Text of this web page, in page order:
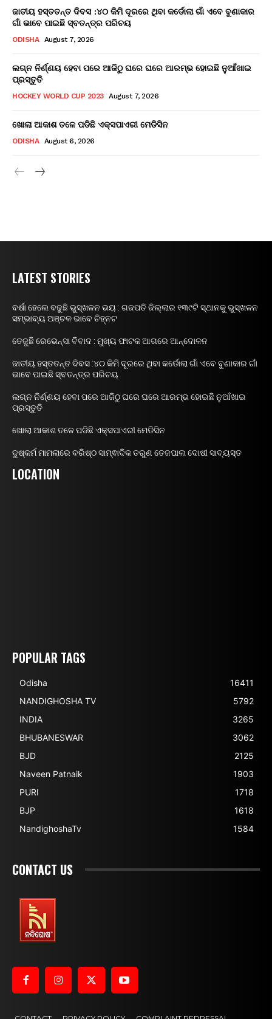
ଜାତୀୟ ହସ୍ତତନ୍ତ ଦିବସ :୪୦ କିମି ଦୂରରେ ଥିବା କର୍ଡୋଲା ଗାଁ ଏବେ ବୁଣାକାର
ଗାଁ ଭାବେ ପାଇଛି ସ୍ବତନ୍ତ୍ର ପରିଚୟ
ODISHA August 7, 2026
ଲଗ୍ନ ନିର୍ଣ୍ଣୟ ହେବା ପରେ ଆଜିଠୁ ଘରେ ଘରେ ଆରମ୍ଭ ହୋଇଛି ନୁଆଁଖାଇ
ପ୍ରସ୍ତୁତି
HOCKEY WORLD CUP 2023 August 7, 2026
ଖୋଲା ଆକାଶ ତଳେ ପଡିଛି ଏକ୍ସପାଏରୀ ମେଡିସିନ
ODISHA August 6, 2026
LATEST STORIES
ବର୍ଷା ହେଲେ ବଢୁଛି ଭୁସ୍ଖଳନ ଭୟ : ଗଜପତି ଜିଲ୍ଲାର ୧୩୯ଟି ସ୍ଥାନକୁ ଭୁସ୍ଖଳନ
ସମ୍ଭାବ୍ୟ ଅଞ୍ଚଳ ଭାବେ ଚିହ୍ନଟ
ତେଜୁଛି ରେଭେନ୍ସା ବିବାଦ : ମୁଖ୍ୟ ଫାଟକ ଆଗରେ ଆନ୍ଦୋଳନ
ଜାତୀୟ ହସ୍ତତନ୍ତ ଦିବସ :୪୦ କିମି ଦୂରରେ ଥିବା କର୍ଡୋଲା ଗାଁ ଏବେ ବୁଣାକାର ଗାଁ
ଭାବେ ପାଇଛି ସ୍ବତନ୍ତ୍ର ପରିଚୟ
ଲଗ୍ନ ନିର୍ଣ୍ଣୟ ହେବା ପରେ ଆଜିଠୁ ଘରେ ଘରେ ଆରମ୍ଭ ହୋଇଛି ନୁଆଁଖାଇ
ପ୍ରସ୍ତୁତି
ଖୋଲା ଆକାଶ ତଳେ ପଡିଛି ଏକ୍ସପାଏରୀ ମେଡିସିନ
ଦୁଷ୍କର୍ମ ମାମଲାରେ ବରିଷ୍ଠ ସାମ୍ଵାଦିକ ତରୁଣ ତେଜପାଲ ଦୋଷୀ ସାବ୍ୟସ୍ତ
LOCATION
POPULAR TAGS
Odisha
16411
NANDIGHOSHA TV
5792
INDIA
3265
BHUBANESWAR
3062
BJD
2125
Naveen Patnaik
1903
PURI
1718
BJP
1618
NandighoshaTv
1584
CONTACT US